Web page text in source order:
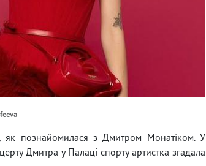
як познайомилася з Дмитром Монатіком. У
Дмитра у Палаці спорту артистка згадала